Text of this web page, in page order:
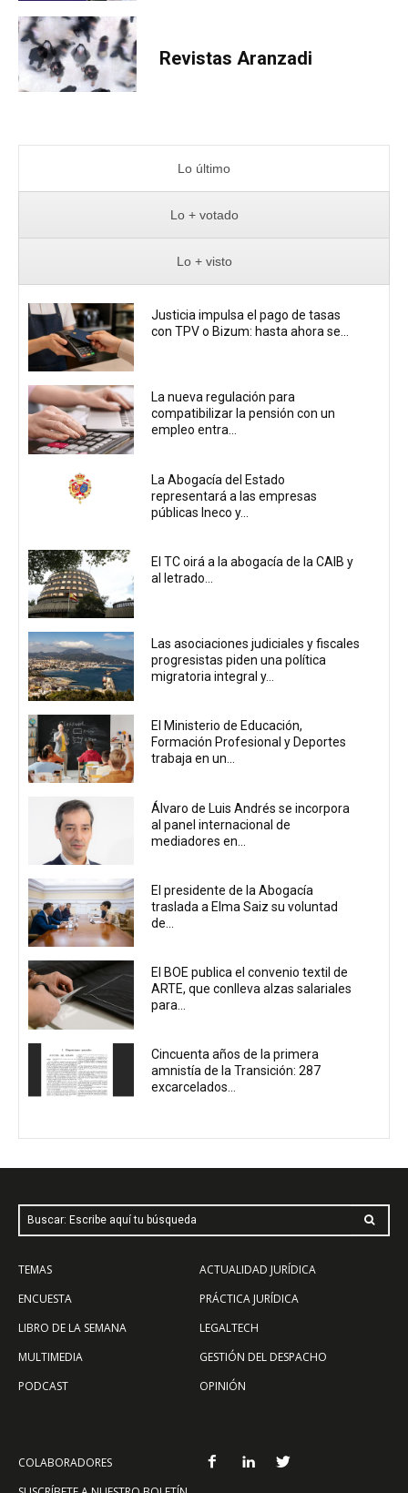
Revistas Aranzadi
Lo último
Lo + votado
Lo + visto
Justicia impulsa el pago de tasas
con TPV o Bizum: hasta ahora se...
La nueva regulación para
compatibilizar la pensión con un
empleo entra...
La Abogacía del Estado
representará a las empresas
públicas Ineco y...
El TC oirá a la abogacía de la CAIB y
al letrado...
Las asociaciones judiciales y fiscales
progresistas piden una política
migratoria integral y...
El Ministerio de Educación,
Formación Profesional y Deportes
trabaja en un...
Álvaro de Luis Andrés se incorpora
al panel internacional de
mediadores en...
El presidente de la Abogacía
traslada a Elma Saiz su voluntad
de...
El BOE publica el convenio textil de
ARTE, que conlleva alzas salariales
para...
Cincuenta años de la primera
amnistía de la Transición: 287
excarcelados...
Buscar: Escribe aquí tu búsqueda
TEMAS
ENCUESTA
LIBRO DE LA SEMANA
MULTIMEDIA
PODCAST
ACTUALIDAD JURÍDICA
PRÁCTICA JURÍDICA
LEGALTECH
GESTIÓN DEL DESPACHO
OPINIÓN
COLABORADORES